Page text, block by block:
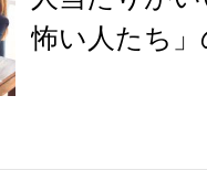
怖い人たち」